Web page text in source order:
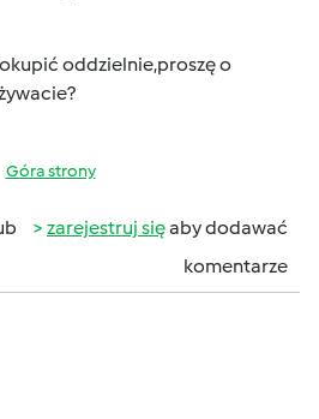
oddzielnie,proszę o
Góra strony
zarejestruj sięaby dodawać
komentarze